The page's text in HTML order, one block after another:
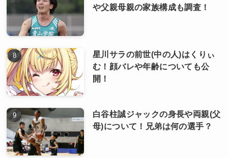
や父親母親の家族構成も調査！
星川サラの前世(中の人)はくりぃ
む！顔バレや年齢についても公
開！
白谷柱誠ジャックの身長や両親(父
母)について！兄弟は何の選手？